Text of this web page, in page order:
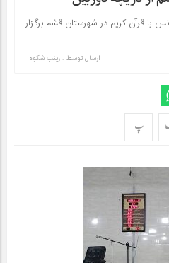
با قرآن کریم در شهرستان قشم برگزار
ارسال توسط : زینب شکوه
پ